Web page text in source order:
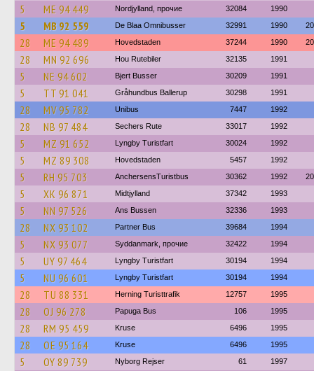
5 ME 94 449 Nordjylland, прочие 32084 1990
5 MB 92 559 De Blaa Omnibusser 32991 1990
28 ME 94 489 Hovedstaden 37244 1990
28 MN 92 696 Hou Rutebiler 32135 1991
5 NE 94 602 Bjert Busser 30209 1991
5 TT 91 041 Gråhundbus Ballerup 30298 1991
28 MV 95 782 Unibus 7447 1992
28 NB 97 484 Sechers Rute 33017 1992
5 MZ 91 652 Lyngby Turistfart 30024 1992
5 MZ 89 308 Hovedstaden 5457 1992
5 RH 95 703 AnchersensTuristbus 30362 1992
5 XK 96 871 Midtjylland 37342 1993
5 NN 97 526 Ans Bussen 32336 1993
28 NX 93 102 Partner Bus 39684 1994
5 NX 93 077 Syddanmark, прочие 32422 1994
5 UY 97 464 Lyngby Turistfart 30194 1994
5 NU 96 601 Lyngby Turistfart 30194 1994
28 TU 88 331 Herning Turisttrafik 12757 1995
28 OJ 96 278 Papuga Bus 106 1995
28 RM 95 459 Kruse 6496 1995
28 OE 95 164 Kruse 6496 1995
5 OY 89 739 Nyborg Rejser 61 1997